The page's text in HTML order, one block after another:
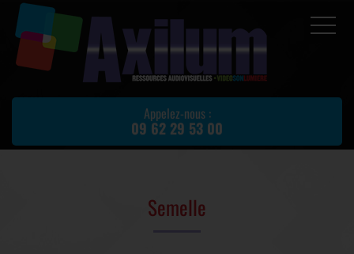
Appelez-nous :
09 62 29 53 00
Accueil
Prestations
Location de matériel
Avis clientSemelle